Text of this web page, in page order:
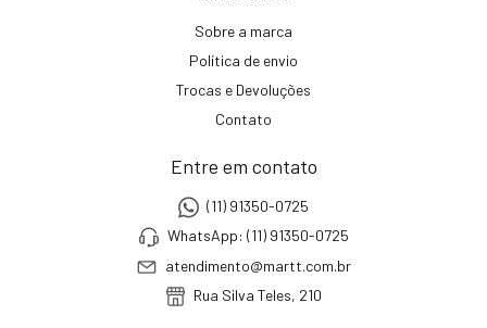
Sobre a marca
Política de envio
Trocas e Devoluções
Contato
Entre em contato
(11) 91350-0725
WhatsApp: (11) 91350-0725
atendimento@martt.com.br
Rua Silva Teles, 210